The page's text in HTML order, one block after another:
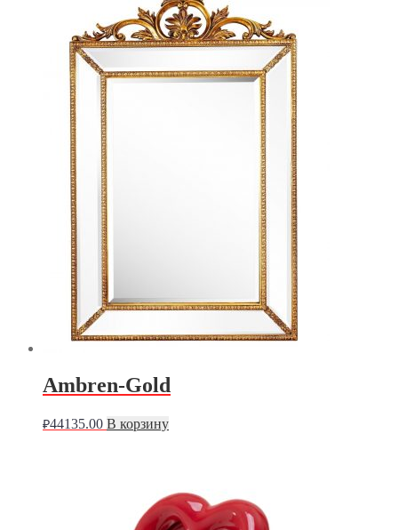
Ambren-Gold
₽44135.00 В корзину